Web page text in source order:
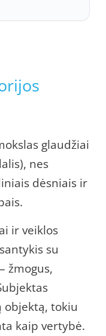
glaudžiai
nes
dėsniais ir
ir veiklos
su
žmogus,
objektą, tokiu
kaip vertybė.